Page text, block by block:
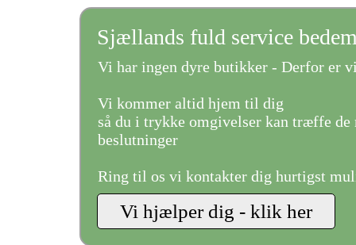
Sjællands fuld service
Vi har ingen dyre butikker - Derfor er
Vi kommer altid hjem til dig
så du i trykke omgivelser kan træffe de
beslutninger
Ring til os vi kontakter dig hurtigst